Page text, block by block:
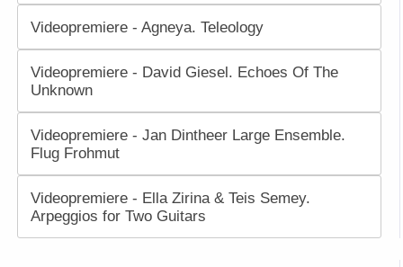
Videopremiere - Agneya. Teleology
Videopremiere - David Giesel. Echoes Of The
Unknown
Videopremiere - Jan Dintheer Large Ensemble.
Flug Frohmut
Videopremiere - Ella Zirina & Teis Semey.
Arpeggios for Two Guitars